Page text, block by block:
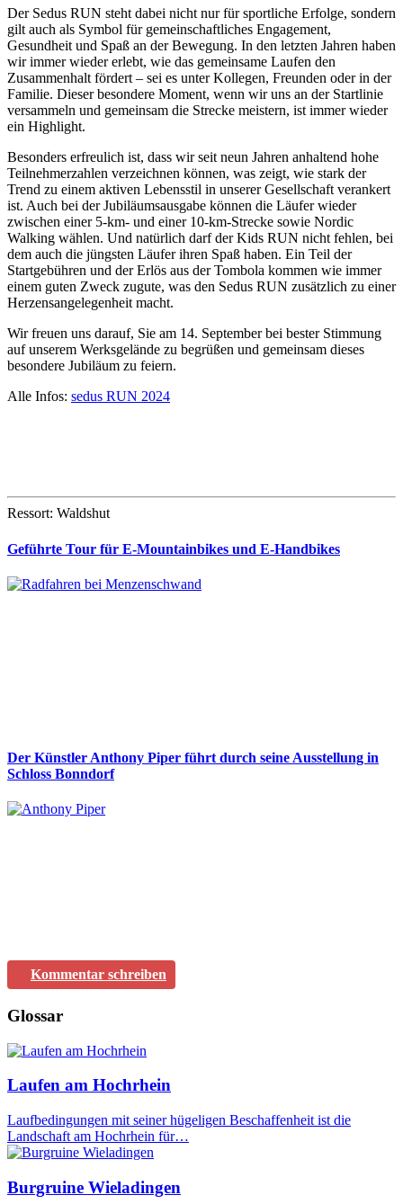
Der Sedus RUN steht dabei nicht nur für sportliche Erfolge, sondern
gilt auch als Symbol für gemeinschaftliches Engagement,
Gesundheit und Spaß an der Bewegung. In den letzten Jahren haben
wir immer wieder erlebt, wie das gemeinsame Laufen den
Zusammenhalt fördert – sei es unter Kollegen, Freunden oder in der
Familie. Dieser besondere Moment, wenn wir uns an der Startlinie
versammeln und gemeinsam die Strecke meistern, ist immer wieder
ein Highlight.
Besonders erfreulich ist, dass wir seit neun Jahren anhaltend hohe
Teilnehmerzahlen verzeichnen können, was zeigt, wie stark der
Trend zu einem aktiven Lebensstil in unserer Gesellschaft verankert
ist. Auch bei der Jubiläumsausgabe können die Läufer wieder
zwischen einer 5-km- und einer 10-km-Strecke sowie Nordic
Walking wählen. Und natürlich darf der Kids RUN nicht fehlen, bei
dem auch die jüngsten Läufer ihren Spaß haben. Ein Teil der
Startgebühren und der Erlös aus der Tombola kommen wie immer
einem guten Zweck zugute, was den Sedus RUN zusätzlich zu einer
Herzensangelegenheit macht.
Wir freuen uns darauf, Sie am 14. September bei bester Stimmung
auf unserem Werksgelände zu begrüßen und gemeinsam dieses
besondere Jubiläum zu feiern.
Alle Infos: sedus RUN 2024
Ressort: Waldshut
Geführte Tour für E-Mountainbikes und E-Handbikes
Der Künstler Anthony Piper führt durch seine Ausstellung in
Schloss Bonndorf
Kommentar schreiben
Glossar
Laufen am Hochrhein
Laufbedingungen mit seiner hügeligen Beschaffenheit ist die
Landschaft am Hochrhein für…
Burgruine Wieladingen